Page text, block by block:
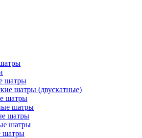
шатры
шатры (двускатные)
шатры
шатры
шатры
шатры
шатры